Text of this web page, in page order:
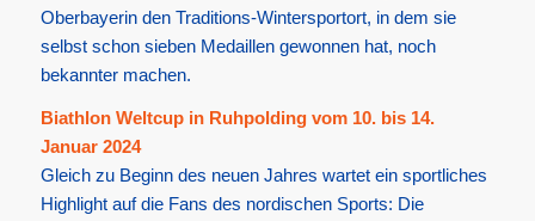
Oberbayerin den Traditions-Wintersportort, in dem sie
selbst schon sieben Medaillen gewonnen hat, noch
bekannter machen.
Biathlon Weltcup in Ruhpolding vom 10. bis 14.
Januar 2024
Gleich zu Beginn des neuen Jahres wartet ein sportliches
Highlight auf die Fans des nordischen Sports: Die